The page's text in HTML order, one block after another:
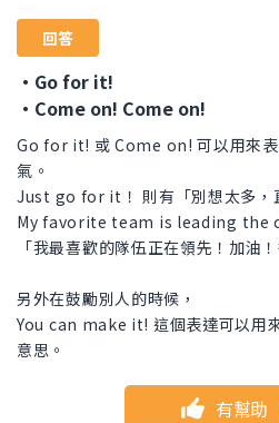
回答
・Go for it!
・Come on! Come on!
Go for it! 或 Come on! 可以用來
氣。
Just go for it！ 則有「別想太多，
My favorite team is leading the
「我最喜歡的隊伍正在領先！加油！
另外在鼓勵別人的時候，
You can make it! 這個表達可以用
意思。
有幫助